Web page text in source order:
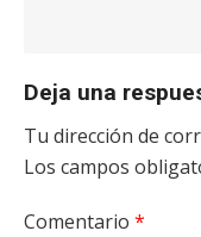
Deja una
Tu dirección de
Los campos
Comentario *